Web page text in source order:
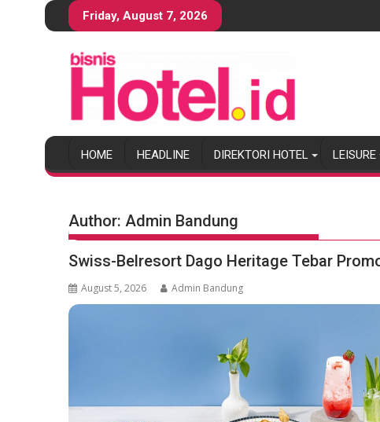
S
k
o
t
Friday, August 7, 2026
HOME HEADLINE DIREKTORI HOTEL LEISURE
Author: Admin Bandung
Swiss-Belresort Dago Heritage Tebar
August 5, 2026 Admin Bandung